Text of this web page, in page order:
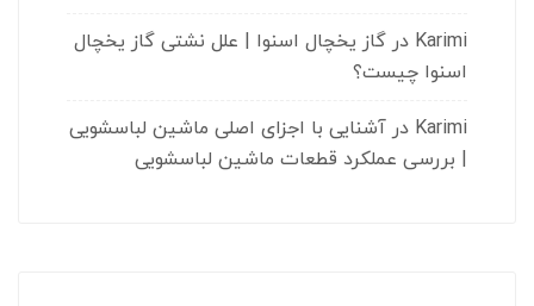
Karimi در گاز یخچال اسنوا | علل نشتی گاز یخچال
اسنوا چیست؟
Karimi در آشنایی با اجزای اصلی ماشین لباسشویی
| بررسی عملکرد قطعات ماشین لباسشویی